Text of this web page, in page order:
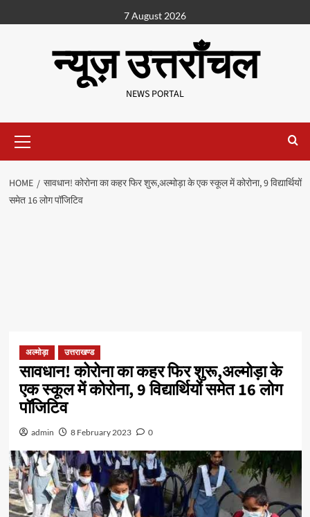
7 August 2026
न्यूज़ उत्तराँचल
NEWS PORTAL
HOME
सावधान! कोरोना का कहर फिर शुरू,अल्मोड़ा के एक स्कूल में कोरोना, 9 विद्यार्थियों
समेत 16 लोग पॉजिटिव
अल्मोड़ा उत्तराखण्ड
सावधान! कोरोना का कहर फिर शुरू,अल्मोड़ा के
एक स्कूल में कोरोना, 9 विद्यार्थियों समेत 16 लोग
पॉजिटिव
admin 8 February 2023 0